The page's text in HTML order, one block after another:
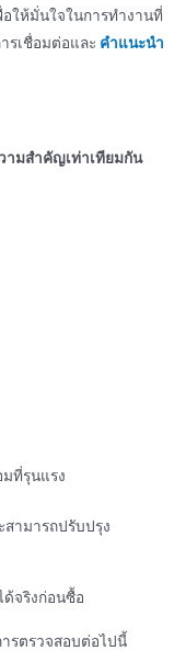
ให้มั่นใจในการทํางานที่
รเชื่อมต่อและ คําแนะนํา
ามสําคัญเท่าเทียมกัน
ที่รุนแรง
ามารถปรับปรุง
จริงก่อนซื้อ
รตรวจสอบต่อไปนี้